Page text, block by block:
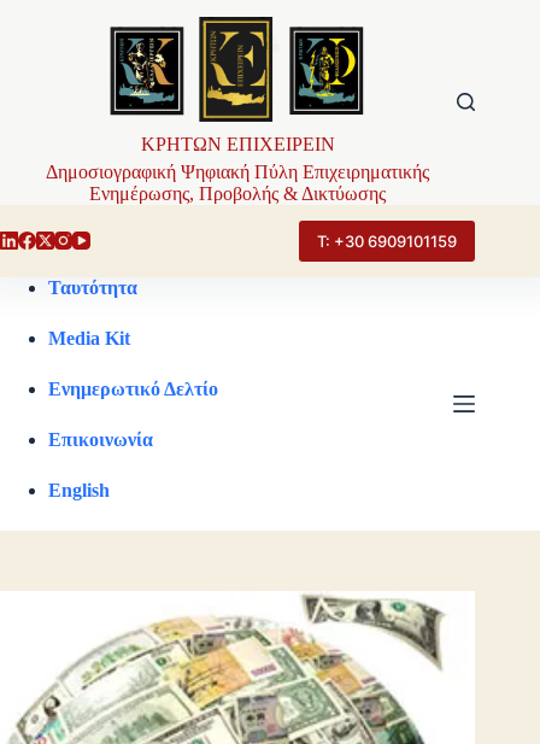
ΚΡΗΤΩΝ ΕΠΙΧΕΙΡΕΙΝ
Δημοσιογραφική Ψηφιακή Πύλη Επιχειρηματικής
Ενημέρωσης, Προβολής & Δικτύωσης
Τ: +30 6909101159
Ταυτότητα
Media Kit
Ενημερωτικό Δελτίο
Επικοινωνία
English